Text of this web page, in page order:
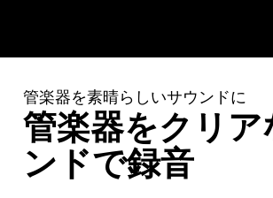
管楽器を素晴らしいサウンドに
管楽器をクリア
ンドで録音